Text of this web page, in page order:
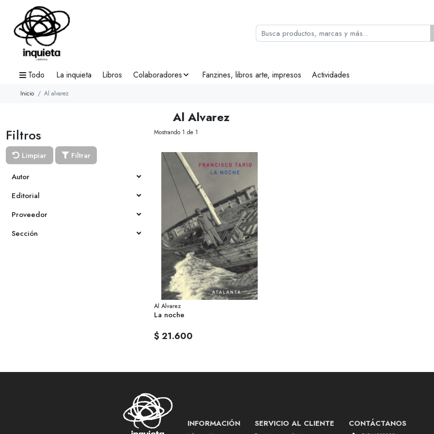
Todo La inquieta Libros Colaboradores Fanzines, libros arte, impresos Actividades
Inicio Al alvarez
Al Alvarez
Filtros
Limpiar
Filtrar
Autor
Editorial
Proveedor
Sección
Mostrando 1 de 1
Al Alvarez
La noche
$ 21.600
INFORMACIÓN SERVICIO AL CLIENTE CONTÁCTANOS